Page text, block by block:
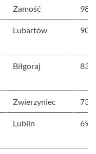
Zamość
Lubartów
Biłgoraj
Zwierzyniec 738
Lublin